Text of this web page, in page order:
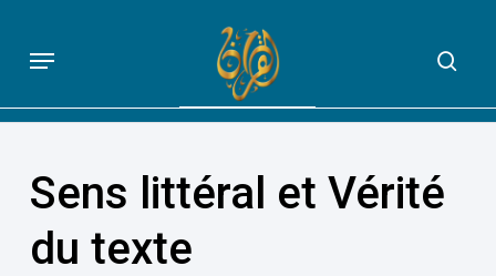
main
content
QUE DIT VRAIMENT LE CORAN
Menu
Sens littéral et Vérité
du texte